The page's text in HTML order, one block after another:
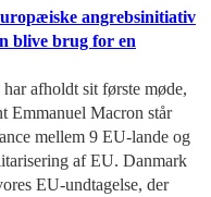
angrebsinitiativ
blive brug for en
afholdt sit første møde,
Emmanuel Macron står
mellem 9 EU-lande og
af EU. Danmark
EU-undtagelse, der